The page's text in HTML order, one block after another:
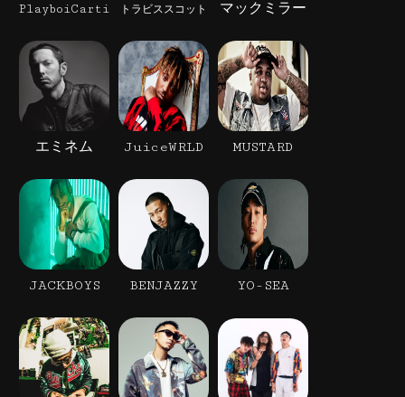
PlayboiCarti トラビススコット マックミラー
エミネム JuiceWRLD MUSTARD
JACKBOYS BENJAZZY YO-SEA